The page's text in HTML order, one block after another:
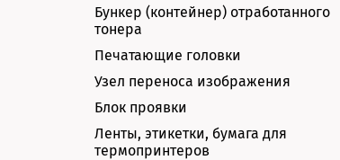
Бункер (контейнер) отработанного
тонера
Печатающие головки
Узел переноса изображения
Блок проявки
Ленты, этикетки, бумага для
термопринтеров